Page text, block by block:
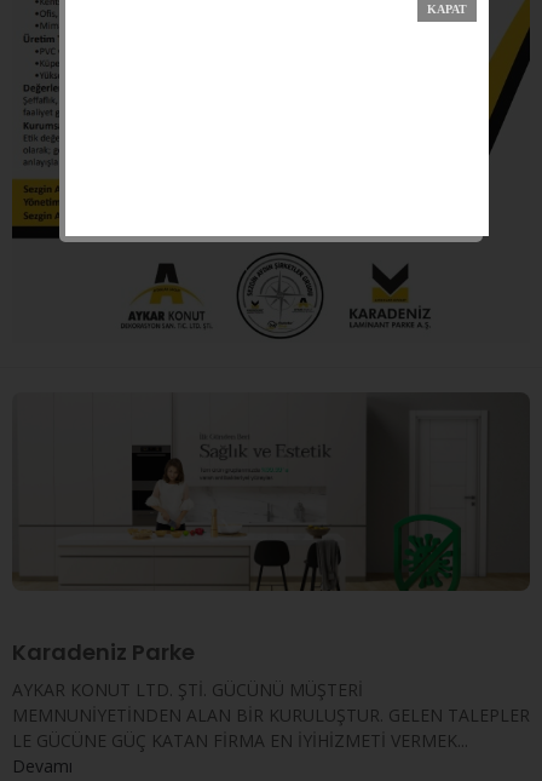
Karadeniz Parke
AYKAR KONUT LTD. ŞTİ. GÜCÜNÜ MÜŞTERİ
MEMNUNİYETİNDEN ALAN BİR KURULUŞTUR. GELEN TALEPLER
LE GÜCÜNE GÜÇ KATAN FİRMA EN İYİHİZMETİ VERMEK...
Devamı